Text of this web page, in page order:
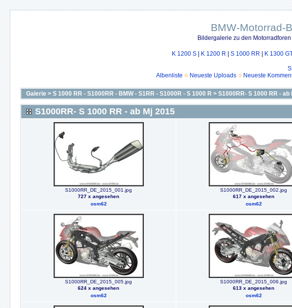
BMW-Motorrad-
Bildergalerie zu den
K 1200 S K 1200 R S 1000 RR K 1300
Albenliste
Neueste Uploads Neueste
Galerie > S 1000 RR - S1000RR - BMW - S1RR - S1000R - S 1000 R > S1000RR- S 1000 RR - ab
S1000RR- S 1000 RR - ab Mj 2015
S1000RR_DE_2015_001.jpg
727 x angesehen
osm62
S1000RR_DE_2015_002.jpg
617 x angesehen
osm62
S1000RR_DE_2015_005.jpg
624 x angesehen
osm62
S1000RR_DE_2015_006.jpg
613 x angesehen
osm62